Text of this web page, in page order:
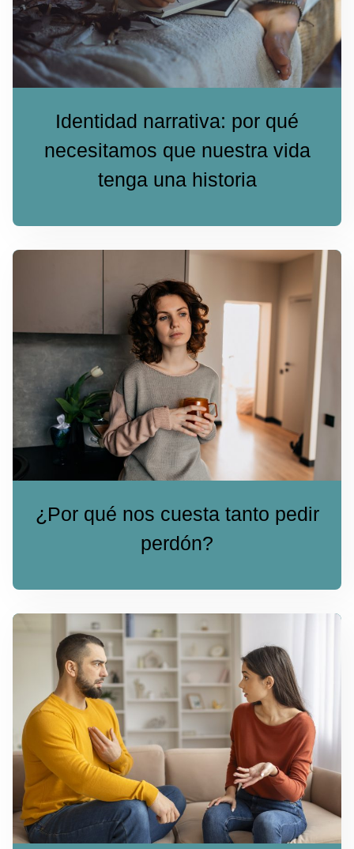
Identidad narrativa: por qué
necesitamos que nuestra vida
tenga una historia
¿Por qué nos cuesta tanto pedir
perdón?